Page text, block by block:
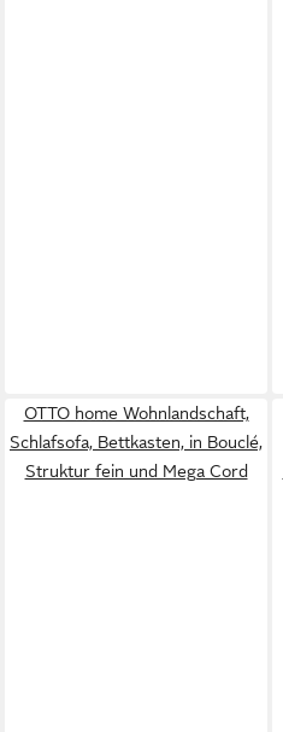
OTTO home Wohnlandschaft,
Schlafsofa, Bettkasten, in Bouclé,
Struktur fein und Mega Cord